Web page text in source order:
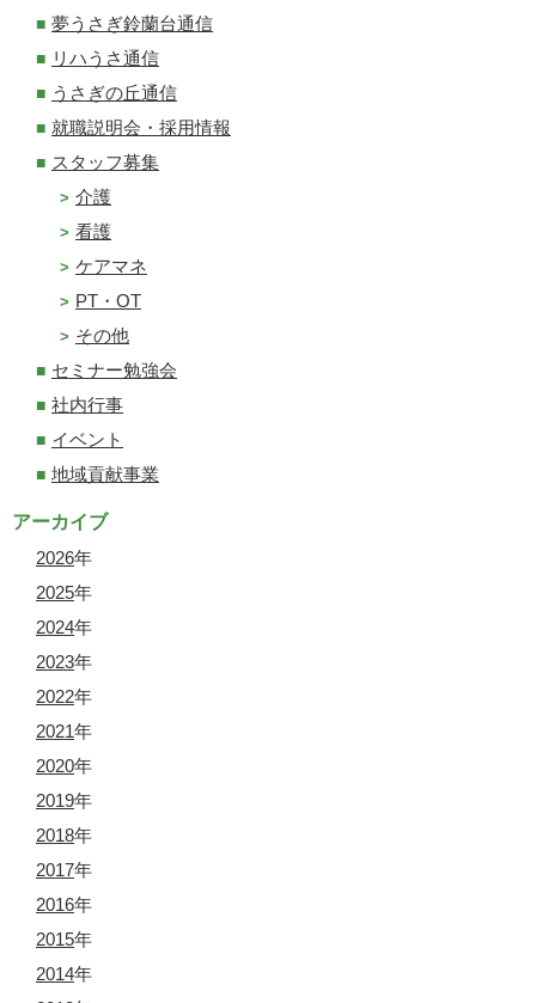
夢うさぎ鈴蘭台通信
リハうさ通信
うさぎの丘通信
就職説明会・採用情報
スタッフ募集
介護
看護
ケアマネ
PT・OT
その他
セミナー勉強会
社内行事
イベント
地域貢献事業
アーカイブ
2026年
2025年
2024年
2023年
2022年
2021年
2020年
2019年
2018年
2017年
2016年
2015年
2014年